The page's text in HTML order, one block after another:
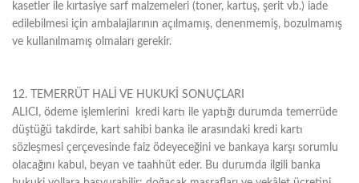
kasetler ile kırtasiye sarf malzemeleri (toner, kartuş, şerit vb.) iade
edilebilmesi için ambalajlarının açılmamış, denenmemiş, bozulmamış
ve kullanılmamış olmaları gerekir.
12. TEMERRÜT HALİ VE HUKUKİ SONUÇLARI
ALICI, ödeme işlemlerini kredi kartı ile yaptığı durumda temerrüde
düştüğü takdirde, kart sahibi banka ile arasındaki kredi kartı
sözleşmesi çerçevesinde faiz ödeyeceğini ve bankaya karşı sorumlu
olacağını kabul, beyan ve taahhüt eder. Bu durumda ilgili banka